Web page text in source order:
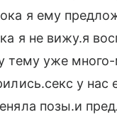
я ему
я не вижу.я
тему уже
у
позы.и